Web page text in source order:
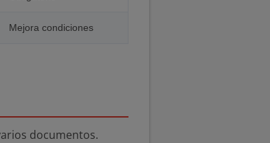
Mejora condiciones
documentos.